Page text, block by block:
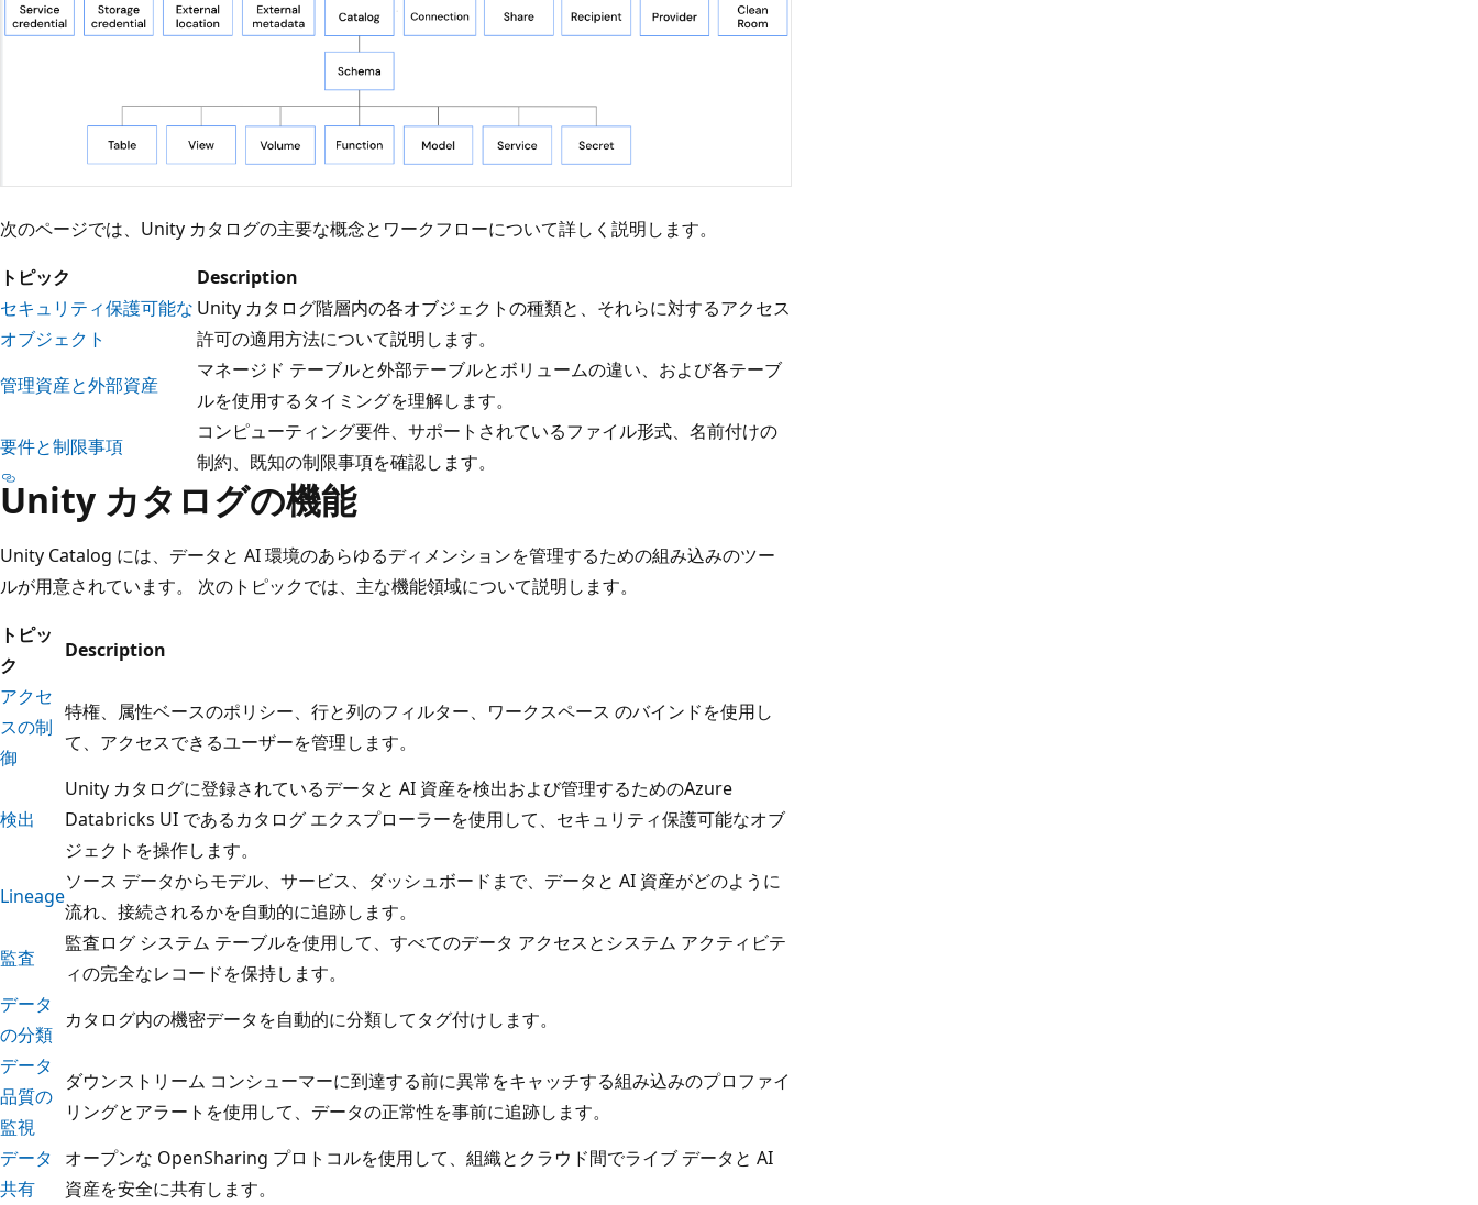
次のページでは、Unity カタログの主要な概念とワークフローについて詳しく説明します。
トピック
Description
セキュリティ保護可能な
オブジェクト
Unity カタログ階層内の各オブジェクトの種類と、それらに対するアクセス
許可の適用方法について説明します。
管理資産と外部資産
マネージド テーブルと外部テーブルとボリュームの違い、および各テーブ
ルを使用するタイミングを理解します。
要件と制限事項
コンピューティング要件、サポートされているファイル形式、名前付けの
制約、既知の制限事項を確認します。
Unity カタログの機能
Unity Catalog には、データと AI 環境のあらゆるディメンションを管理するための組み込みのツー
ルが用意されています。 次のトピックでは、主な機能領域について説明します。
トピッ
ク
Description
アクセ
スの制
御
特権、属性ベースのポリシー、行と列のフィルター、ワークスペース のバインドを使用し
て、アクセスできるユーザーを管理します。
検出
Unity カタログに登録されているデータと AI 資産を検出および管理するためのAzure
Databricks UI であるカタログ エクスプローラーを使用して、セキュリティ保護可能なオブ
ジェクトを操作します。
Lineage
ソース データからモデル、サービス、ダッシュボードまで、データと AI 資産がどのように
流れ、接続されるかを自動的に追跡します。
監査
監査ログ システム テーブルを使用して、すべてのデータ アクセスとシステム アクティビテ
ィの完全なレコードを保持します。
データ
の分類
カタログ内の機密データを自動的に分類してタグ付けします。
データ
品質の
監視
ダウンストリーム コンシューマーに到達する前に異常をキャッチする組み込みのプロファイ
リングとアラートを使用して、データの正常性を事前に追跡します。
データ
共有
オープンな OpenSharing プロトコルを使用して、組織とクラウド間でライブ データと AI
資産を安全に共有します。